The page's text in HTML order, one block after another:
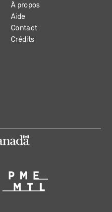
À propos
Aide
Contact
Crédits